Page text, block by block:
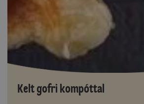
Kelt gofri kompóttal